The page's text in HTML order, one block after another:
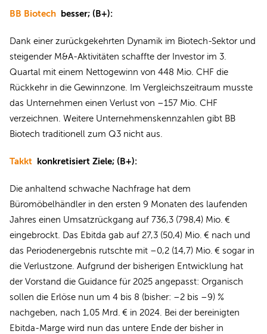
BB Biotech besser; (B+):
Dank einer zurückgekehrten Dynamik im Biotech-Sektor und
steigender M&A-Aktivitäten schaffte der Investor im 3.
Quartal mit einem Nettogewinn von 448 Mio. CHF die
Rückkehr in die Gewinnzone. Im Vergleichszeitraum musste
das Unternehmen einen Verlust von –157 Mio. CHF
verzeichnen. Weitere Unternehmenskennzahlen gibt BB
Biotech traditionell zum Q3 nicht aus.
Takkt konkretisiert Ziele; (B+):
Die anhaltend schwache Nachfrage hat dem
Büromöbelhändler in den ersten 9 Monaten des laufenden
Jahres einen Umsatzrückgang auf 736,3 (798,4) Mio. €
eingebrockt. Das Ebitda gab auf 27,3 (50,4) Mio. € nach und
das Periodenergebnis rutschte mit –0,2 (14,7) Mio. € sogar in
die Verlustzone. Aufgrund der bisherigen Entwicklung hat
der Vorstand die Guidance für 2025 angepasst: Organisch
sollen die Erlöse nun um 4 bis 8 (bisher: –2 bis –9) %
nachgeben, nach 1,05 Mrd. € in 2024. Bei der bereinigten
Ebitda-Marge wird nun das untere Ende der bisher in